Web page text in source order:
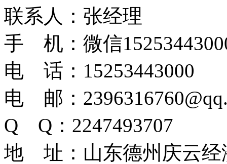
联系人：张经理
手 机：微信
电 话：15253443000
电 邮：
Q Q：2247493707
地 址：山东德州庆云经